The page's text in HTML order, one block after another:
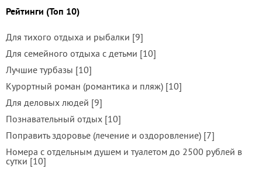
Рейтинги (Топ 10)
Для тихого отдыха и рыбалки [9]
Для семейного отдыха с детьми [10]
Лучшие турбазы [10]
Курортный роман (романтика и пляж) [10]
Для деловых людей [9]
Познавательный отдых [10]
Поправить здоровье (лечение и оздоровление) [7]
Номера с отдельным душем и туалетом до 2500 рублей в
сутки [10]